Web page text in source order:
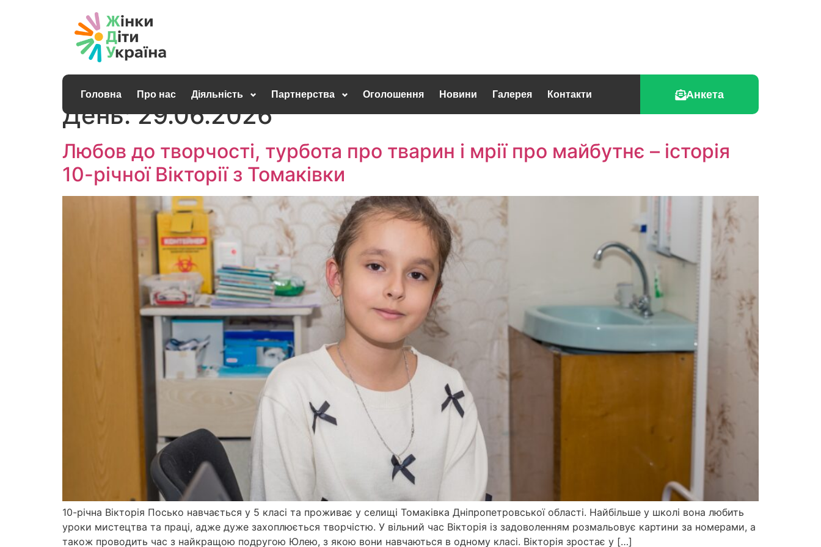
Головна Про нас Діяльність Партнерства Оголошення Новини Галерея Контакти Анкета
День:29.06.2026
Любов до творчості, турбота про тварин і мрії про майбутнє – історія
10-річної Вікторії з Томаківки
10-річна Вікторія Посько навчається у 5 класі та проживає у селищі Томаківка Дніпропетровської області. Найбільше у школі вона любить
уроки мистецтва та праці, адже дуже захоплюється творчістю. У вільний час Вікторія із задоволенням розмальовує картини за номерами, а
також проводить час з найкращою подругою Юлею, з якою вони навчаються в одному класі. Вікторія зростає у […]